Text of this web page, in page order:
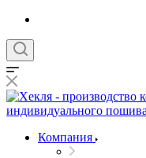
Компания